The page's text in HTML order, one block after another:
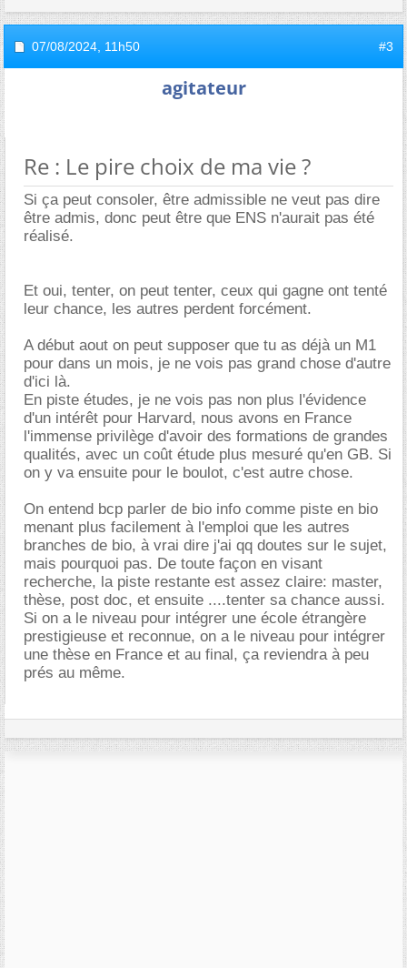
07/08/2024, 11h50 #3
agitateur
Re : Le pire choix de ma vie ?
Si ça peut consoler, être admissible ne veut pas dire
être admis, donc peut être que ENS n'aurait pas été
réalisé.
Et oui, tenter, on peut tenter, ceux qui gagne ont tenté
leur chance, les autres perdent forcément.
A début aout on peut supposer que tu as déjà un M1
pour dans un mois, je ne vois pas grand chose d'autre
d'ici là.
En piste études, je ne vois pas non plus l'évidence
d'un intérêt pour Harvard, nous avons en France
l'immense privilège d'avoir des formations de grandes
qualités, avec un coût étude plus mesuré qu'en GB. Si
on y va ensuite pour le boulot, c'est autre chose.
On entend bcp parler de bio info comme piste en bio
menant plus facilement à l'emploi que les autres
branches de bio, à vrai dire j'ai qq doutes sur le sujet,
mais pourquoi pas. De toute façon en visant
recherche, la piste restante est assez claire: master,
thèse, post doc, et ensuite ....tenter sa chance aussi.
Si on a le niveau pour intégrer une école étrangère
prestigieuse et reconnue, on a le niveau pour intégrer
une thèse en France et au final, ça reviendra à peu
prés au même.